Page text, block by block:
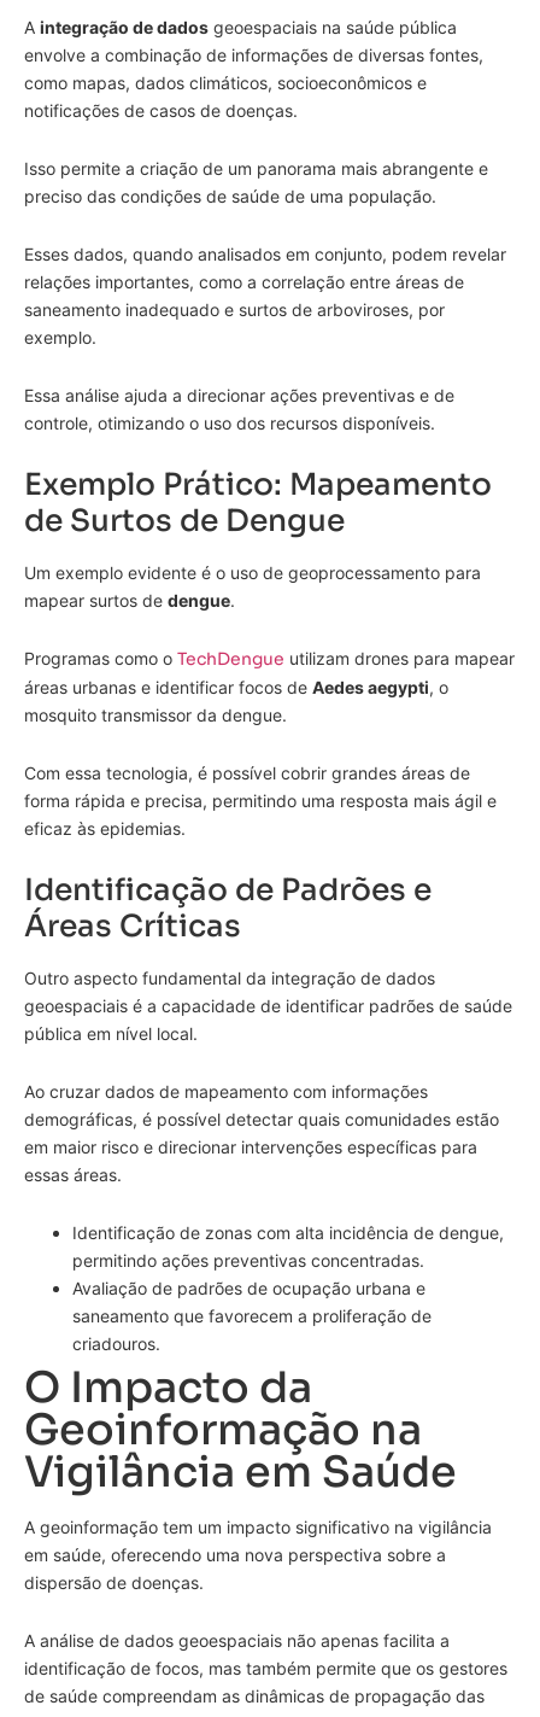
A integração de dados geoespaciais na saúde pública
envolve a combinação de informações de diversas fontes,
como mapas, dados climáticos, socioeconômicos e
notificações de casos de doenças.
Isso permite a criação de um panorama mais abrangente e
preciso das condições de saúde de uma população.
Esses dados, quando analisados em conjunto, podem revelar
relações importantes, como a correlação entre áreas de
saneamento inadequado e surtos de arboviroses, por
exemplo.
Essa análise ajuda a direcionar ações preventivas e de
controle, otimizando o uso dos recursos disponíveis.
Exemplo Prático: Mapeamento
de Surtos de Dengue
Um exemplo evidente é o uso de geoprocessamento para
mapear surtos de dengue.
Programas como o TechDengue utilizam drones para mapear
áreas urbanas e identificar focos de Aedes aegypti, o
mosquito transmissor da dengue.
Com essa tecnologia, é possível cobrir grandes áreas de
forma rápida e precisa, permitindo uma resposta mais ágil e
eficaz às epidemias.
Identificação de Padrões e
Áreas Críticas
Outro aspecto fundamental da integração de dados
geoespaciais é a capacidade de identificar padrões de saúde
pública em nível local.
Ao cruzar dados de mapeamento com informações
demográficas, é possível detectar quais comunidades estão
em maior risco e direcionar intervenções específicas para
essas áreas.
Identificação de zonas com alta incidência de dengue,
permitindo ações preventivas concentradas.
Avaliação de padrões de ocupação urbana e
saneamento que favorecem a proliferação de
criadouros.
O Impacto da
Geoinformação na
Vigilância em Saúde
A geoinformação tem um impacto significativo na vigilância
em saúde, oferecendo uma nova perspectiva sobre a
dispersão de doenças.
A análise de dados geoespaciais não apenas facilita a
identificação de focos, mas também permite que os gestores
de saúde compreendam as dinâmicas de propagação das